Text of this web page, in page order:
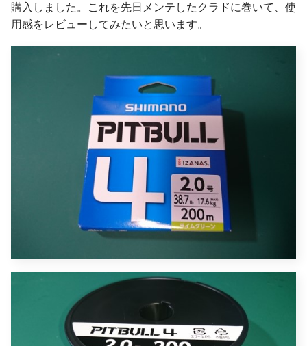
購入しました。これを先日メンテしたクラドに巻いて、使
用感をレビューしてみたいと思います。